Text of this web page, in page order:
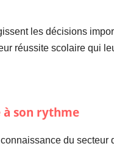
les décisions
réussite scolaire qui
son rythme
du